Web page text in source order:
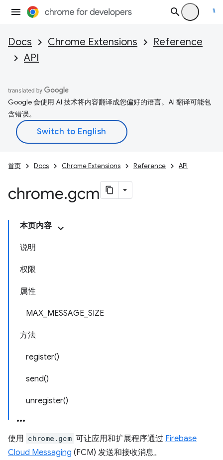
Docs Chrome Extensions
Reference
API
Google 会使用 AI 技术将内容翻译成您偏好的语言。AI 翻译可能包
含错误。
首页 Docs Chrome Extensions Reference API
chrome.gcm
本页内容
说明
权限
属性
MAX_MESSAGE_SIZE
方法
register()
send()
unregister()
使用 chrome.gcm 可让应用和扩展程序通过 Firebase
Cloud Messaging (FCM) 发送和接收消息。